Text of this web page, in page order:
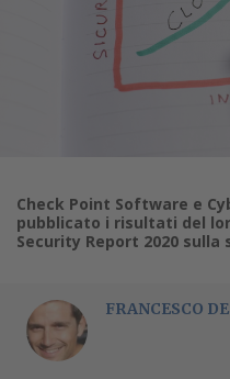
Check Point Software e
pubblicato i risultati del
Security Report 2020 sulla
FRANCESCO